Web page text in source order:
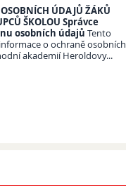
ÚDAJŮ ŽÁKŮ
ŠKOLOU Správce
osobních údajů Tento
o ochraně osobních
akademií Heroldovy...